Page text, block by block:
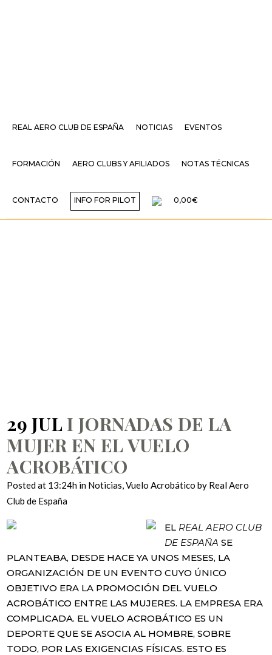
REAL AERO CLUB DE ESPAÑA NOTICIAS EVENTOS
FORMACIÓN AERO CLUBS Y AFILIADOS NOTAS TÉCNICAS
CONTACTO INFO FOR PILOT 0,00€
29 JULI JORNADAS DE LA
MUJER EN EL VUELO
ACROBÁTICO
Posted at 13:24h in Noticias,Vuelo Acrobático by Real Aero
Club de España
EL REAL AERO CLUB
DE ESPAÑA SE
PLANTEABA, DESDE HACE YA UNOS MESES, LA
ORGANIZACIÓN DE UN EVENTO CUYO ÚNICO
OBJETIVO ERA LA PROMOCIÓN DEL VUELO
ACROBÁTICO ENTRE LAS MUJERES. LA EMPRESA ERA
COMPLICADA. EL VUELO ACROBÁTICO ES UN
DEPORTE QUE SE ASOCIA AL HOMBRE, SOBRE
TODO, POR LAS EXIGENCIAS FÍSICAS. ESTO ES